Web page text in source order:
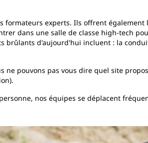
formateurs experts. Ils offrent
dans une salle de classe high-tech
brûlants d'aujourd'hui incluent : la
pouvons pas vous dire quel site
nos équipes se déplacent